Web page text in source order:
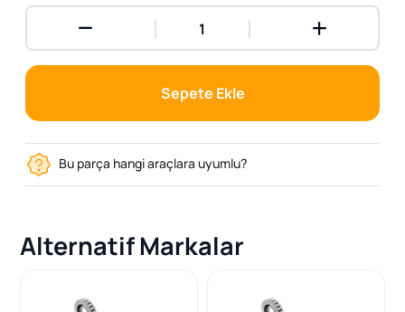
Sepete Ekle
Bu parça hangi araçlara uyumlu?
Alternatif Markalar